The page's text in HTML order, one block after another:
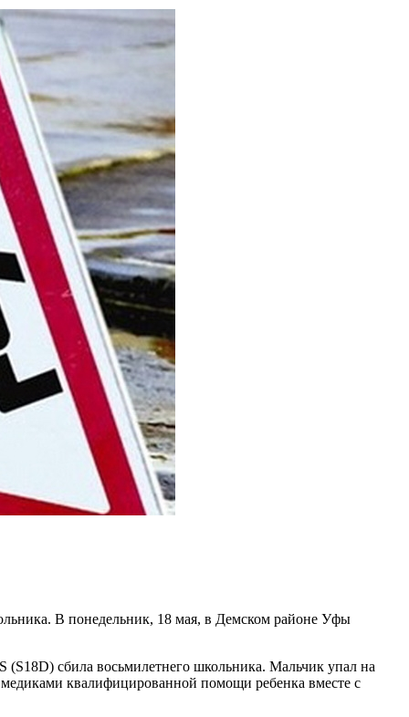
В понедельник, 18 мая, в Демском районе Уфы
сбила восьмилетнего школьника. Мальчик упал на
квалифицированной помощи ребенка вместе с